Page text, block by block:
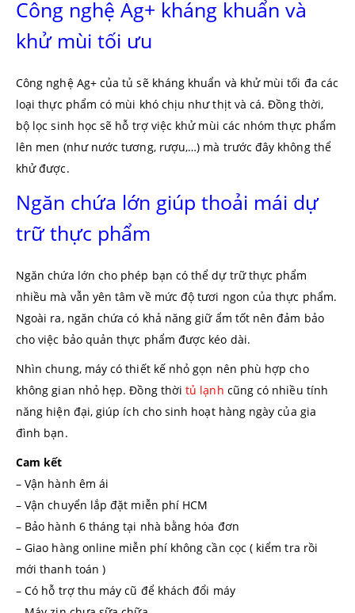
Công nghệ Ag+ kháng khuẩn và
khử mùi tối ưu
Công nghệ Ag+ của tủ sẽ kháng khuẩn và khử mùi tối đa các
loại thực phẩm có mùi khó chịu như thịt và cá. Đồng thời,
bộ lọc sinh học sẽ hỗ trợ việc khử mùi các nhóm thực phẩm
lên men (như nước tương, rượu,…) mà trước đây không thể
khử được.
Ngăn chứa lớn giúp thoải mái dự
trữ thực phẩm
Ngăn chứa lớn cho phép bạn có thể dự trữ thực phẩm
nhiều mà vẫn yên tâm về mức độ tươi ngon của thực phẩm.
Ngoài ra, ngăn chứa có khả năng giữ ẩm tốt nên đảm bảo
cho việc bảo quản thực phẩm được kéo dài.
Nhìn chung, máy có thiết kế nhỏ gọn nên phù hợp cho
không gian nhỏ hẹp. Đồng thờitủ lạnh cũng có nhiều tính
năng hiện đại, giúp ích cho sinh hoạt hàng ngày của gia
đình bạn.
Cam kết
– Vận hành êm ái
– Vận chuyển lắp đặt miễn phí HCM
– Bảo hành 6 tháng tại nhà bằng hóa đơn
– Giao hàng online miễn phí không cần cọc ( kiểm tra rồi
mới thanh toán )
– Có hỗ trợ thu máy cũ để khách đổi máy